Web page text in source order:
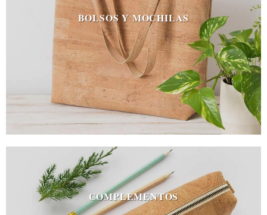
BOLSOS Y MOCHILAS
COMPLEMENTOS